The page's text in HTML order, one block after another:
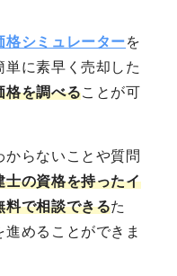
格シミュレーターを
単に素早く売却した
格を調べることが可
からないことや質問
士の資格を持ったイ
料で相談できるた
進めることができま